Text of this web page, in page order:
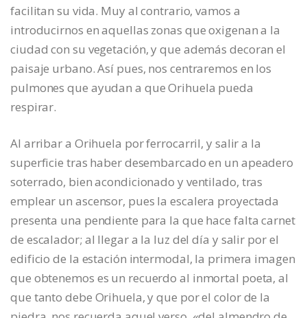
facilitan su vida. Muy al contrario, vamos a
introducirnos en aquellas zonas que oxigenan a la
ciudad con su vegetación, y que además decoran el
paisaje urbano. Así pues, nos centraremos en los
pulmones que ayudan a que Orihuela pueda
respirar.
Al arribar a Orihuela por ferrocarril, y salir a la
superficie tras haber desembarcado en un apeadero
soterrado, bien acondicionado y ventilado, tras
emplear un ascensor, pues la escalera proyectada
presenta una pendiente para la que hace falta carnet
de escalador; al llegar a la luz del día y salir por el
edificio de la estación intermodal, la primera imagen
que obtenemos es un recuerdo al inmortal poeta, al
que tanto debe Orihuela, y que por el color de la